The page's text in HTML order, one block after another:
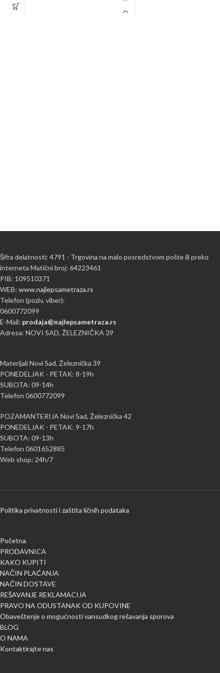
Šifra delatnosti: 4791 - Trgovina na malo posredstvom pošte ili preko
interneta Matični broj: 64223461
PIB: 109510371
WEB: www.najlepsametraza.rs
Telefon (poziv, viber):
0600772099
E-Mail: prodaja@najlepsametraza.rs
Adresa: NOVI SAD, ŽELEZNIČKA 39
Materijali Novi Sad, Železnička 39
PONEDELJAK - PETAK: 8-19h
SUBOTA: 09-14h
Telefon 0600772099
POZAMANTERIJA Novi Sad, Železnička 42
PONEDELJAK - PETAK: 9-17h
SUBOTA: 09-13h
Telefon 0601652885
Web shop: 24h/7
Politika privatnosti i zaštita ličnih podataka
Početna
PRODAVNICA
KAKO KUPITI
NAČIN PLAĆANJA
NAČIN DOSTAVE
REŠAVANJE REKLAMACIJA
PRAVO NA ODUSTANAK OD KUPOVINE
Obaveštenje o mogućnosti vansudkog rešavanja sporova
BLOG
O NAMA
Kontaktirajte nas